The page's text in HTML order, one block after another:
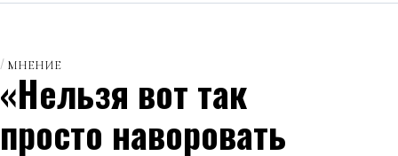
МНЕНИЕ
«Нельзя вот так
просто наворовать